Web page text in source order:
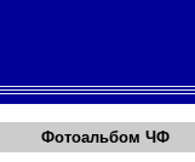
Фотоальбом ЧФ